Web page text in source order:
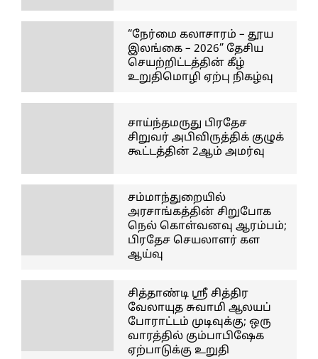
“நேர்மை கலாசாரம் – தூய
இலங்கை – 2026” தேசிய
செயற்றிட்டத்தின் கீழ்
உறுதிமொழி ஏற்பு நிகழ்வு
சாய்ந்தமருது பிரதேச
சிறுவர் அபிவிருத்திக் குழுக்
கூட்டத்தின் 2ஆம் அமர்வு
சம்மாந்துறையில்
அரசாங்கத்தின் சிறுபோக
நெல் கொள்வனவு ஆரம்பம்;
பிரதேச செயலாளர் கள
ஆய்வு
சித்தாண்டி ஸ்ரீ சித்திர
வேலாயுத சுவாமி ஆலயப்
போராட்டம் முடிவுக்கு; ஒரு
வாரத்தில் கும்பாபிஷேக
ஏற்பாடுக்கு உறுதி